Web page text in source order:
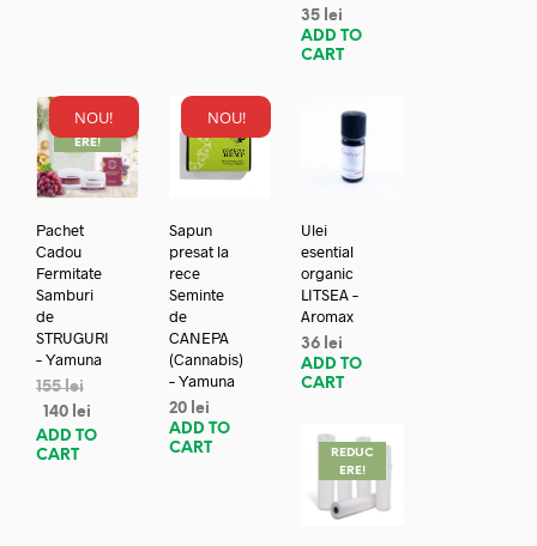
35 lei
ADD TO
CART
NOU!
REDUC
ERE!
Pachet
Cadou
Fermitate
Samburi
de
STRUGURI
– Yamuna
155lei
140 lei
ADD TO
CART
NOU!
Sapun
presat la
rece
Seminte
de
CANEPA
(Cannabis)
– Yamuna
20 lei
ADD TO
CART
Ulei
esential
organic
LITSEA –
Aromax
36 lei
ADD TO
CART
REDUC
ERE!